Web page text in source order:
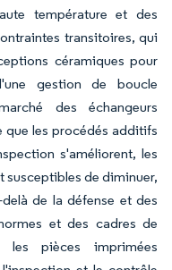
température et des
transitoires, qui
céramiques pour
gestion de boucle
des échangeurs
que les procédés additifs
s'améliorent, les
susceptibles de diminuer,
de la défense et des
et des cadres de
les pièces imprimées